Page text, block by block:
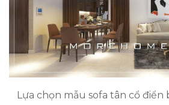
Lựa chọn mẫu sofa tân cổ điển